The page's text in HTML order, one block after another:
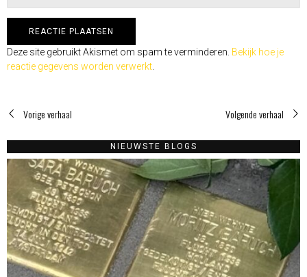
Deze site gebruikt Akismet om spam te verminderen. Bekijk hoe je
reactie gegevens worden verwerkt
Vorige verhaal Volgende verhaal
NIEUWSTE BLOGS